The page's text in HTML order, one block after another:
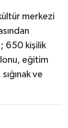
merkezi
650 kişilik
eğitim
ve